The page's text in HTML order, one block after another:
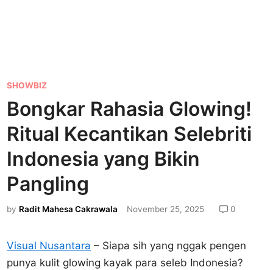
P
o
s
e
d
n
SHOWBIZ
Bongkar Rahasia Glowing!
Ritual Kecantikan Selebriti
Indonesia yang Bikin
Pangling
by Radit Mahesa Cakrawala November 25, 2025 0
Visual Nusantara – Siapa sih yang nggak pengen
punya kulit glowing kayak para seleb Indonesia?